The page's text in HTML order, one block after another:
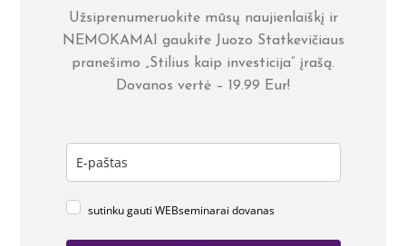
Užsiprenumeruokite mūsų naujienlaiškį ir
NEMOKAMAI gaukite Juozo Statkevičiaus
pranešimo „Stilius kaip investicija” įrašą.
Dovanos vertė – 19.99 Eur!
sutinku gauti WEBseminarai dovanas